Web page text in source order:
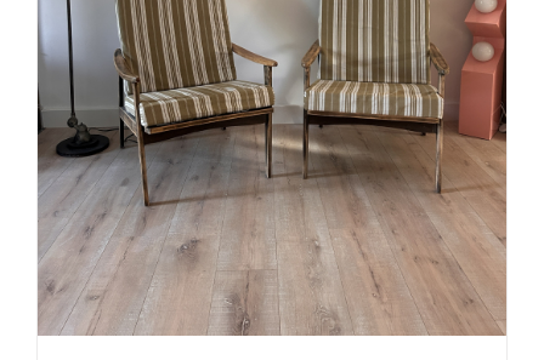
AJOUTER AU PANIER / DÉTAILS